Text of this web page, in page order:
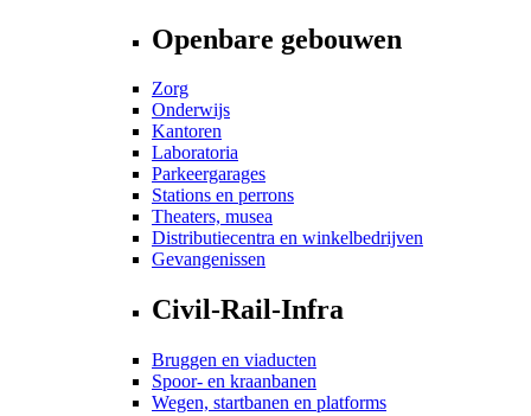
Openbare gebouwen
Zorg
Onderwijs
Kantoren
Laboratoria
Parkeergarages
Stations en perrons
Theaters, musea
Distributiecentra en winkelbedrijven
Gevangenissen
Civil-Rail-Infra
Bruggen en viaducten
Spoor- en kraanbanen
Wegen, startbanen en platforms